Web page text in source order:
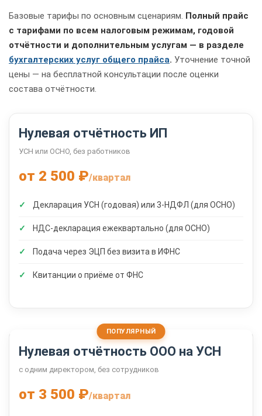
Базовые тарифы по основным сценариям. Полный прайс
с тарифами по всем налоговым режимам, годовой
отчётности и дополнительным услугам — в разделе
бухгалтерских услуг общего прайса. Уточнение точной
цены — на бесплатной консультации после оценки
состава отчётности.
Нулевая отчётность ИП
УСН или ОСНО, без работников
от 2 500 ₽/квартал
Декларация УСН (годовая) или 3-НДФЛ (для ОСНО)
НДС-декларация ежеквартально (для ОСНО)
Подача через ЭЦП без визита в ИФНС
Квитанции о приёме от ФНС
Нулевая отчётность ООО на УСН
с одним директором, без сотрудников
от 3 500 ₽/квартал